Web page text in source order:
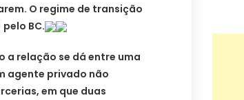
O regime de transição
BC.
a relação se dá entre uma
agente privado não
em que duas